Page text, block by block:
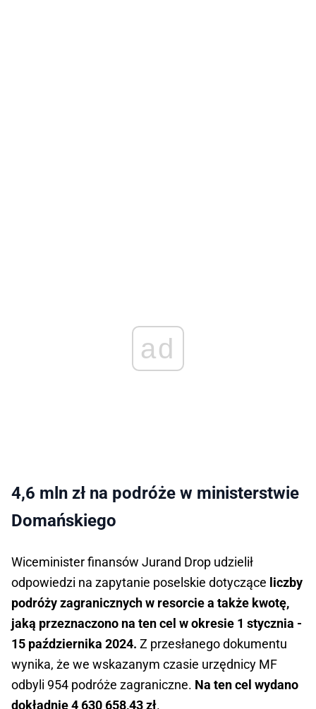
ad
4,6 mln zł na podróże w ministerstwie
Domańskiego
Wiceminister finansów Jurand Drop udzielił
odpowiedzi na zapytanie poselskie dotyczące liczby
podróży zagranicznych w resorcie a także kwotę,
jaką przeznaczono na ten cel w okresie 1 stycznia -
15 października 2024. Z przesłanego dokumentu
wynika, że we wskazanym czasie urzędnicy MF
odbyli 954 podróże zagraniczne. Na ten cel wydano
dokładnie4 630 658,43 zł.